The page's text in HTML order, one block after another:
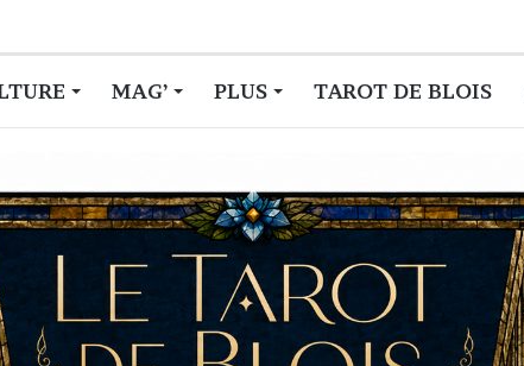
MAG’ PLUS TAROT DE BLOIS